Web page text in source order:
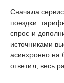
Сначала
поездки:
спрос и
источниками
асинхронно на
ответил, весь